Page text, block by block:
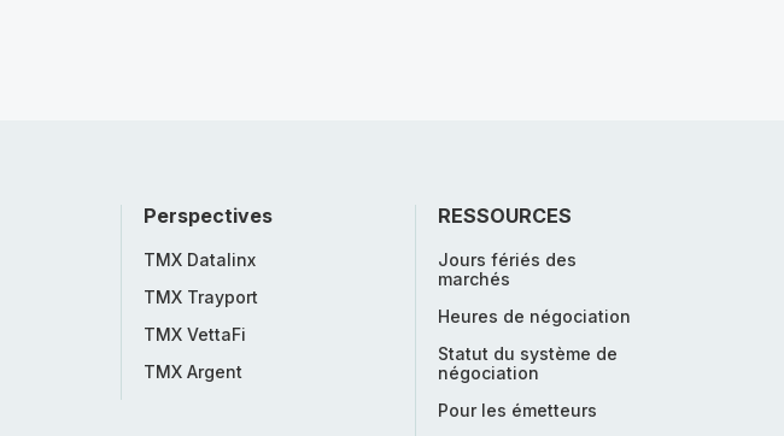
Perspectives
TMX Datalinx
TMX Trayport
TMX VettaFi
TMX Argent
RESSOURCES
Jours fériés des
marchés
Heures de négociation
Statut du système de
négociation
Pour les émetteurs